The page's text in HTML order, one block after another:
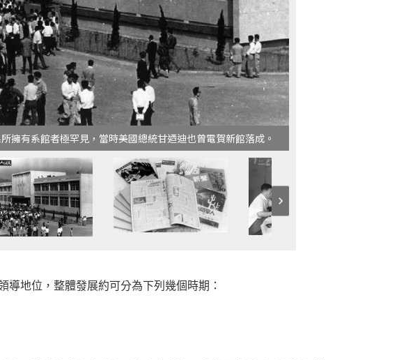
擁有系館者極罕見，當時美國總統甘迺迪也曾電賀新館落成。
導地位，整體發展約可分為下列幾個時期：